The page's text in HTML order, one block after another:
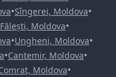
•Sîngerei, Moldova•
Fălești, Moldova•
•Ungheni, Moldova•
•Cantemir, Moldova•
Moldova•